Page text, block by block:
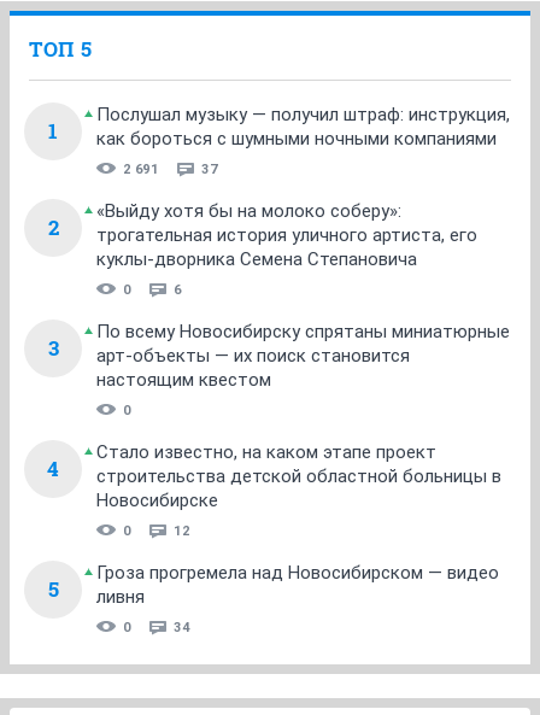
ТОП 5
1
Послушал музыку — получил штраф: инструкция,
как бороться с шумными ночными компаниями
2 691 37
2
«Выйду хотя бы на молоко соберу»:
трогательная история уличного артиста, его
куклы-дворника Семена Степановича
0 6
3
По всему Новосибирску спрятаны миниатюрные
арт-объекты — их поиск становится
настоящим квестом
0
4
Стало известно, на каком этапе проект
строительства детской областной больницы в
Новосибирске
0 12
5
Гроза прогремела над Новосибирском — видео
ливня
0 34